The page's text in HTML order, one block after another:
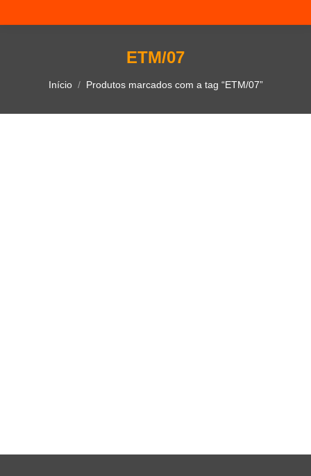
ETM/07
Você está aqui:
Início Produtos marcados com a tag “ETM/07”